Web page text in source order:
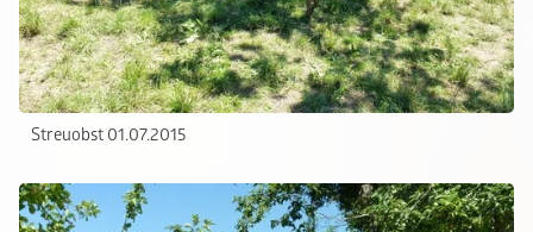
Streuobst 01.07.2015